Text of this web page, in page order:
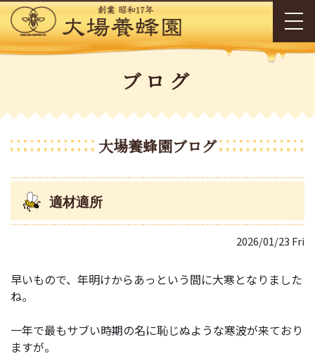
ブログ
大場養蜂園ブログ
適材適所
2026/01/23 Fri
早いもので、年明けからあっという間に大寒となりました
ね。
一年で最もサブい時期の名に恥じぬような寒波が来ており
ますが。